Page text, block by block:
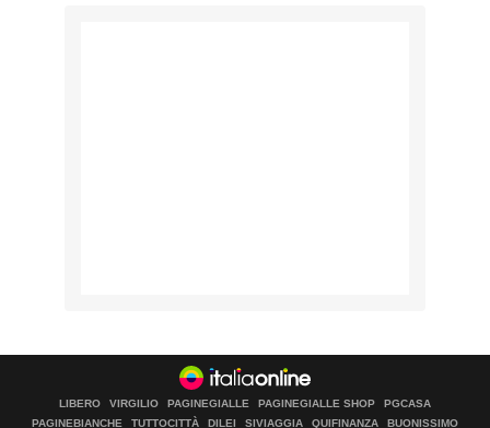
LIBERO VIRGILIO PAGINEGIALLE PAGINEGIALLE SHOP
PGCASA
PAGINEBIANCHE
TUTTOCITTÀ DILEI SIVIAGGIA QUIFINANZA BUONISSIMO